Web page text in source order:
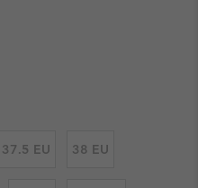
37.5 EU 38 EU